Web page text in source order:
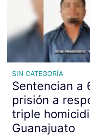
SIN CATEGORÍA
Sentencian a
prisión a
triple
Guanajuato